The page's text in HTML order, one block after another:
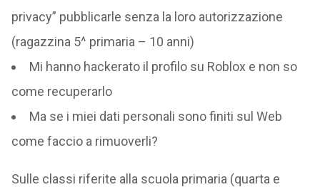
privacy” pubblicarle senza la loro autorizzazione
(ragazzina 5^ primaria – 10 anni)
Mi hanno hackerato il profilo su Roblox e non so
come recuperarlo
Ma se i miei dati personali sono finiti sul Web
come faccio a rimuoverli?
Sulle classi riferite alla scuola primaria (quarta e